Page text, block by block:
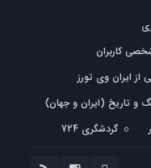
کاربران
از ایران وی تورز
و تاریخ (ایران و جهان)
گردشگری 724